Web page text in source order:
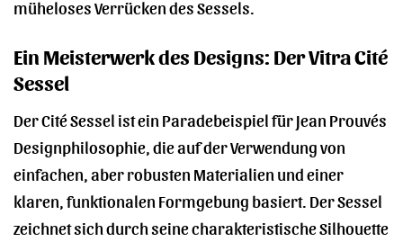
müheloses Verrücken des Sessels.
Ein Meisterwerk des Designs: Der Vitra Cité
Sessel
Der Cité Sessel ist ein Paradebeispiel für Jean Prouvés
Designphilosophie, die auf der Verwendung von
einfachen, aber robusten Materialien und einer
klaren, funktionalen Formgebung basiert. Der Sessel
zeichnet sich durch seine charakteristische Silhouette